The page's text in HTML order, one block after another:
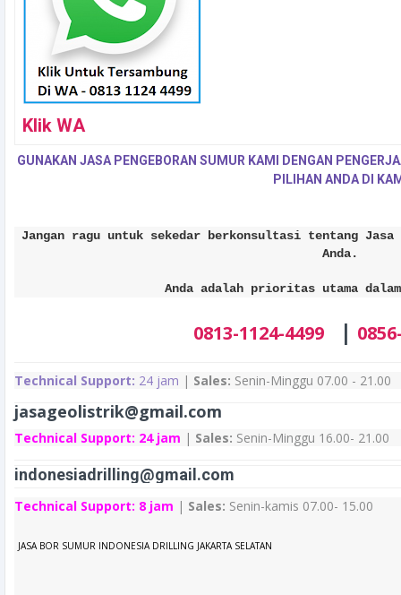
Klik WA
GUNAKAN JASA PENGEBORAN SUMUR KAMI DENGAN
PILIHAN ANDA DI
Jangan ragu untuk sekedar berkonsultasi tentang Jasa
Anda.
Anda adalah prioritas utama
0813-1124-4499|
Technical Support: 24 jam | Sales: Senin-Minggu 07.00 - 21.00
jasageolistrik@gmail.com
Technical Support: 24 jam | Sales: Senin-Minggu 16.00- 21.00
indonesiadrilling@gmail.com
Technical Support: 8 jam | Sales: Senin-kamis 07.00- 15.00
JASA BOR SUMUR INDONESIA DRILLING JAKARTA SELATAN